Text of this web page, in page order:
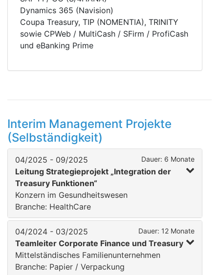
Dynamics 365 (Navision)
Coupa Treasury, TIP (NOMENTIA), TRINITY
sowie CPWeb / MultiCash / SFirm / ProfiCash
und eBanking Prime
Interim Management Projekte
(Selbständigkeit)
04/2025 - 09/2025 Dauer: 6 Monate
Leitung Strategieprojekt „Integration der
Treasury Funktionen“
Konzern im Gesundheitswesen
Branche: HealthCare
04/2024 - 03/2025 Dauer: 12 Monate
Teamleiter Corporate Finance und Treasury
Mittelständisches Familienunternehmen
Branche: Papier / Verpackung